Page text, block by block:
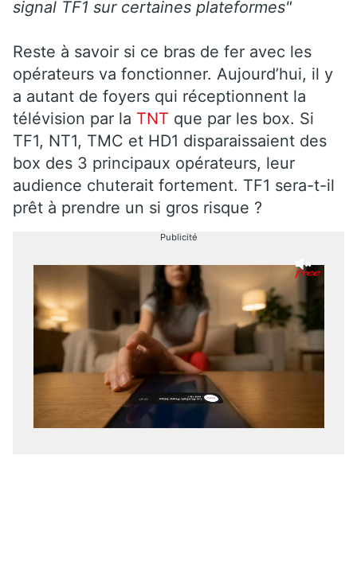
signal TF1 sur certaines plateformes"
Reste à savoir si ce bras de fer avec les
opérateurs va fonctionner. Aujourd’hui, il y
a autant de foyers qui réceptionnent la
télévision par la TNT que par les box. Si
TF1, NT1, TMC et HD1 disparaissaient des
box des 3 principaux opérateurs, leur
audience chuterait fortement. TF1 sera-t-il
prêt à prendre un si gros risque ?
Publicité